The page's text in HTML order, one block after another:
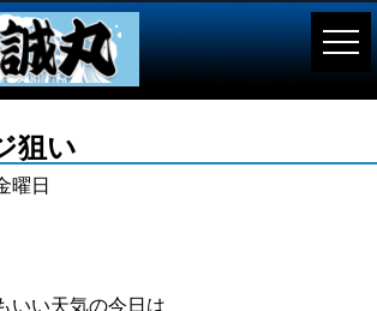
狙い
日
いい天気の今日は